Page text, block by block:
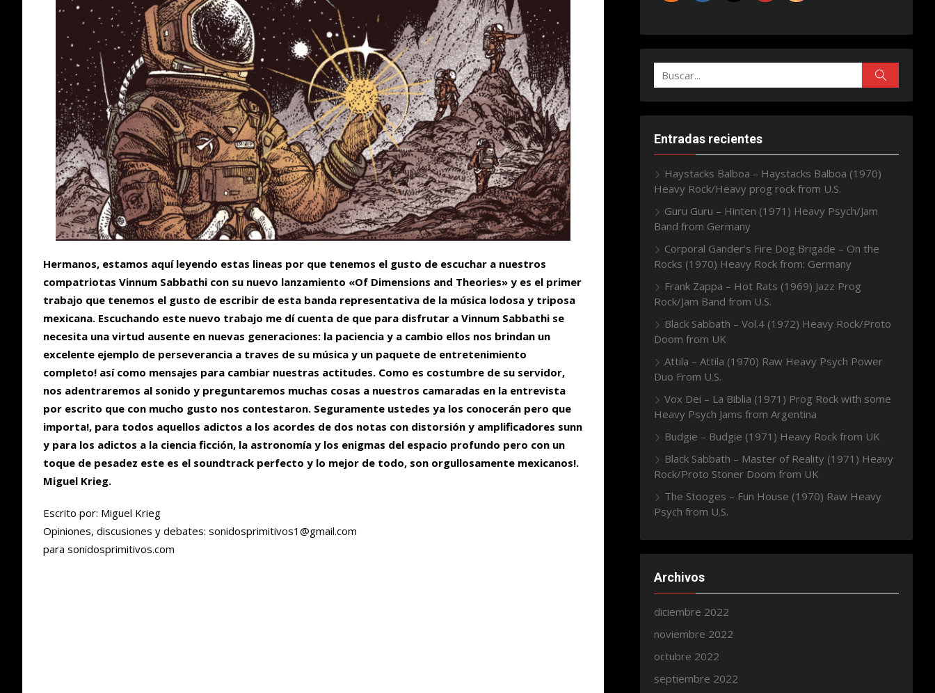
Hermanos, estamos aquí leyendo estas lineas por que tenemos el gusto de escuchar a nuestros
compatriotas Vinnum Sabbathi con su nuevo lanzamiento «Of Dimensions and Theories» y es el primer
trabajo que tenemos el gusto de escribir de esta banda representativa de la música lodosa y triposa
mexicana. Escuchando este nuevo trabajo me dí cuenta de que para disfrutar a Vinnum Sabbathi se
necesita una virtud ausente en nuevas generaciones: la paciencia y a cambio ellos nos brindan un
excelente ejemplo de perseverancia a traves de su música y un paquete de entretenimiento
completo! así como mensajes para cambiar nuestras actitudes. Como es costumbre de su servidor,
nos adentraremos al sonido y preguntaremos muchas cosas a nuestros camaradas en la entrevista
por escrito que con mucho gusto nos contestaron. Seguramente ustedes ya los conocerán pero que
importa!, para todos aquellos adictos a los acordes de dos notas con distorsión y amplificadores sunn
y para los adictos a la ciencia ficción, la astronomía y los enigmas del espacio profundo pero con un
toque de pesadez este es el soundtrack perfecto y lo mejor de todo, son orgullosamente mexicanos!.
Miguel Krieg.
Escrito por: Miguel Krieg
Opiniones, discusiones y debates: sonidosprimitivos1@gmail.com
para sonidosprimitivos.com
Buscar:
Entradas recientes
Haystacks Balboa – Haystacks Balboa (1970)
Heavy Rock/Heavy prog rock from U.S.
Guru Guru – Hinten (1971) Heavy Psych/Jam
Band from Germany
Corporal Gander’s Fire Dog Brigade – On the
Rocks (1970) Heavy Rock from: Germany
Frank Zappa – Hot Rats (1969) Jazz Prog
Rock/Jam Band from U.S.
Black Sabbath – Vol.4 (1972) Heavy Rock/Proto
Doom from UK
Attila – Attila (1970) Raw Heavy Psych Power
Duo From U.S.
Vox Dei – La Biblia (1971) Prog Rock with some
Heavy Psych Jams from Argentina
Budgie – Budgie (1971) Heavy Rock from UK
Black Sabbath – Master of Reality (1971) Heavy
Rock/Proto Stoner Doom from UK
The Stooges – Fun House (1970) Raw Heavy
Psych from U.S.
Archivos
diciembre 2022
noviembre 2022
octubre 2022
septiembre 2022